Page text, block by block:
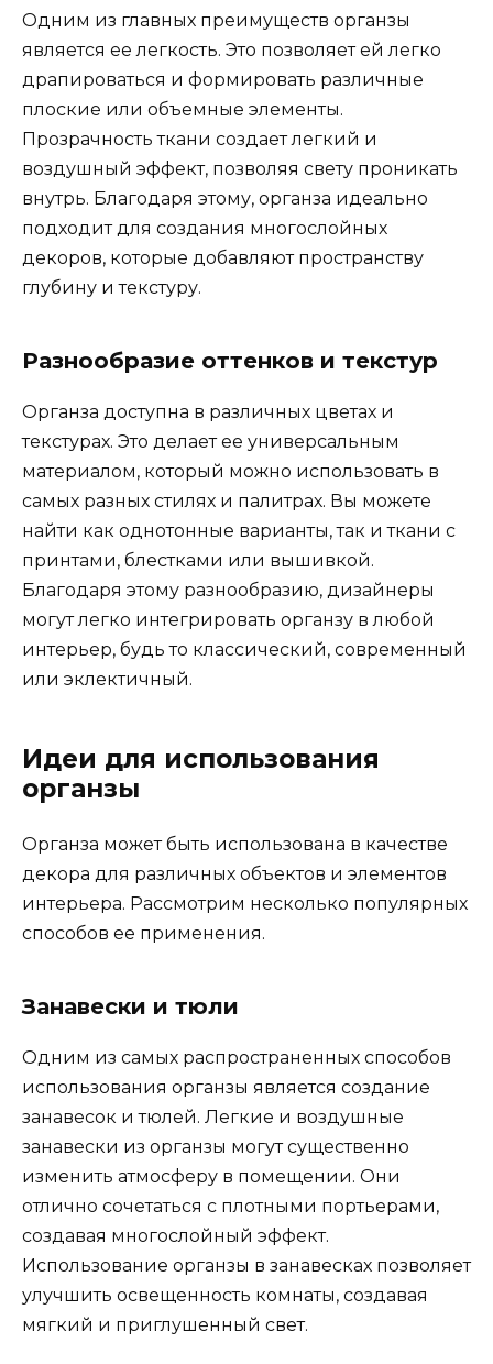
Одним из главных преимуществ органзы
является ее легкость. Это позволяет ей легко
драпироваться и формировать различные
плоские или объемные элементы.
Прозрачность ткани создает легкий и
воздушный эффект, позволяя свету проникать
внутрь. Благодаря этому, органза идеально
подходит для создания многослойных
декоров, которые добавляют пространству
глубину и текстуру.
Разнообразие оттенков и текстур
Органза доступна в различных цветах и
текстурах. Это делает ее универсальным
материалом, который можно использовать в
самых разных стилях и палитрах. Вы можете
найти как однотонные варианты, так и ткани с
принтами, блестками или вышивкой.
Благодаря этому разнообразию, дизайнеры
могут легко интегрировать органзу в любой
интерьер, будь то классический, современный
или эклектичный.
Идеи для использования
органзы
Органза может быть использована в качестве
декора для различных объектов и элементов
интерьера. Рассмотрим несколько популярных
способов ее применения.
Занавески и тюли
Одним из самых распространенных способов
использования органзы является создание
занавесок и тюлей. Легкие и воздушные
занавески из органзы могут существенно
изменить атмосферу в помещении. Они
отлично сочетаться с плотными портьерами,
создавая многослойный эффект.
Использование органзы в занавесках позволяет
улучшить освещенность комнаты, создавая
мягкий и приглушенный свет.